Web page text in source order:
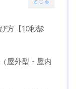
方【10秒診
屋外型・屋内